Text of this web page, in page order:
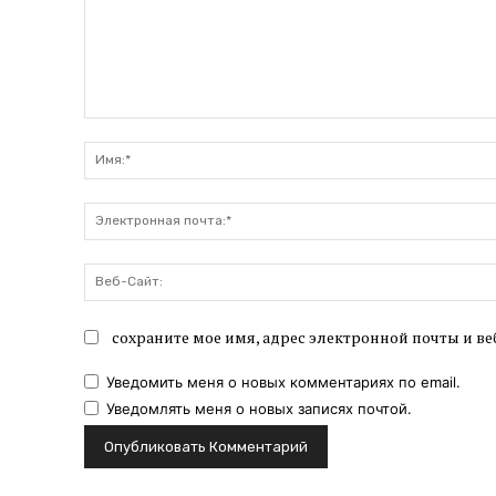
сохраните мое имя, адрес электронной почты и
Уведомить меня о новых комментариях по email.
Уведомлять меня о новых записях почтой.